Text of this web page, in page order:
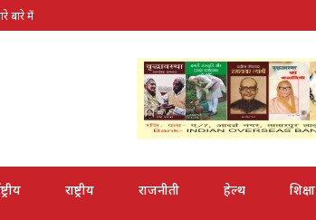
बारे में
राष्ट्रीय राजनीती हेल्थ शिक्षा